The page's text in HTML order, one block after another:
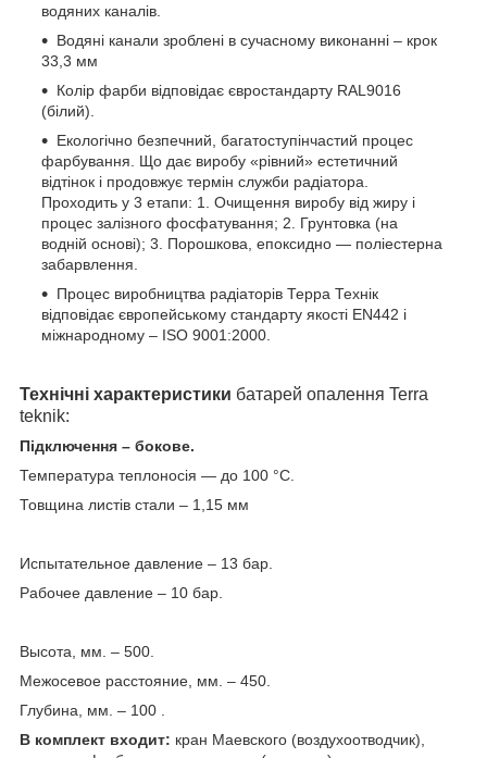
водяних каналів.
Водяні канали зроблені в сучасному виконанні – крок
33,3 мм
Колір фарби відповідає євростандарту RAL9016
(білий).
Екологічно безпечний, багатоступінчастий процес
фарбування. Що дає виробу «рівний» естетичний
відтінок і продовжує термін служби радіатора.
Проходить у 3 етапи: 1. Очищення виробу від жиру і
процес залізного фосфатування; 2. Грунтовка (на
водній основі); 3. Порошкова, епоксидно ― поліестерна
забарвлення.
Процес виробництва радіаторів Терра Технік
відповідає європейському стандарту якості EN442 і
міжнародному – ISO 9001:2000.
Технічні характеристики батарей опалення Terra
teknik:
Підключення – бокове.
Температура теплоносія ― до 100 °С.
Товщина листів стали – 1,15 мм
Испытательное давление – 13 бар.
Рабочее давление – 10 бар.
Высота, мм. – 500.
Межосевое расстояние, мм. – 450.
Глубина, мм. – 100 .
В комплект входит: кран Маевского (воздухоотводчик),